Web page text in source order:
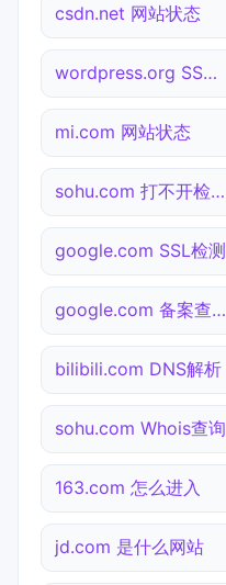
csdn.net 网站状态
wordpress.org SSL检测
mi.com 网站状态
sohu.com 打不开检测
google.com SSL检测
google.com 备案查询
bilibili.com DNS解析
sohu.com Whois查询
163.com 怎么进入
jd.com 是什么网站